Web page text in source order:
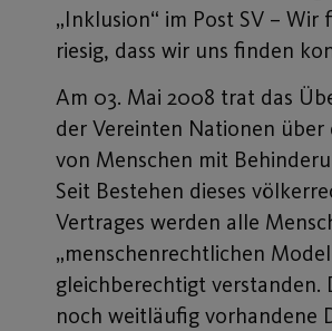
„Inklusion“ im Post SV – Wir
riesig, dass wir uns finden
Am 03. Mai 2008 trat das
der Vereinten Nationen über
von Menschen mit
Seit Bestehen dieses
Vertrages werden alle
„menschenrechtlichen
gleichberechtigt verstanden.
noch weitläufig vorhandene